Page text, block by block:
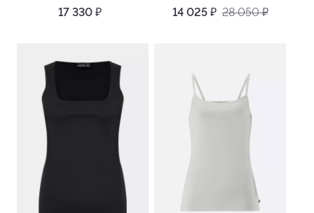
17 330 ₽
14 025 ₽ 28 050₽